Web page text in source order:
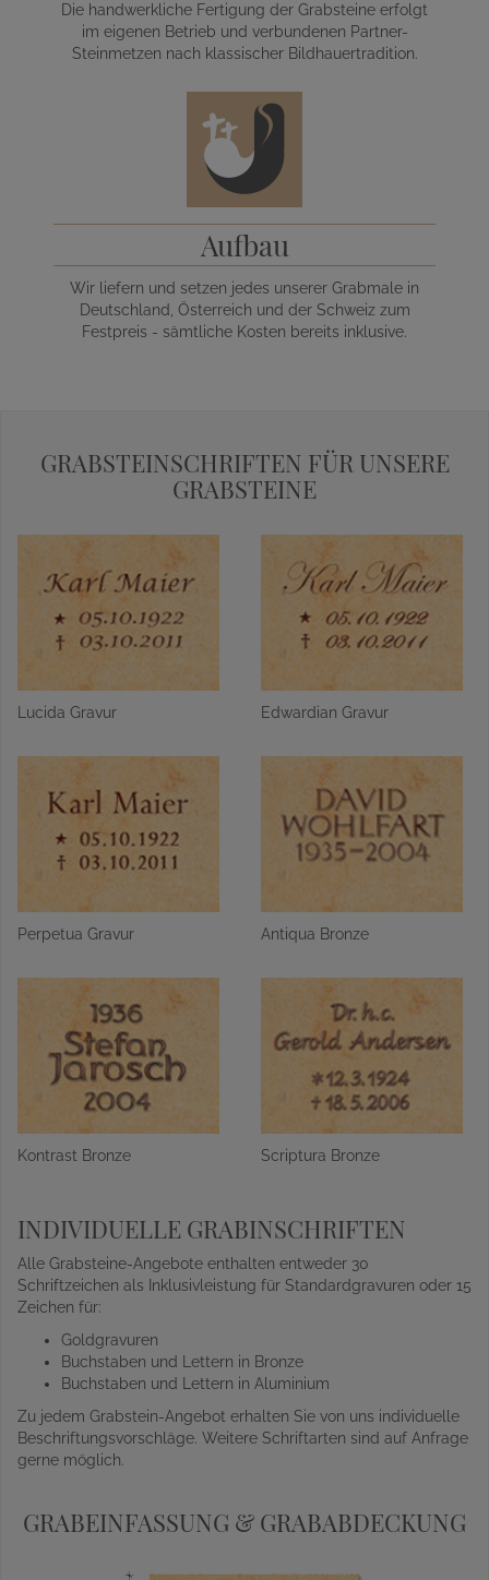
Die handwerkliche Fertigung der Grabsteine erfolgt
im eigenen Betrieb und verbundenen Partner-
Steinmetzen nach klassischer Bildhauertradition.
Aufbau
Wir liefern und setzen jedes unserer Grabmale in
Deutschland, Österreich und der Schweiz zum
Festpreis - sämtliche Kosten bereits inklusive.
GRABSTEINSCHRIFTEN FÜR UNSERE
GRABSTEINE
Lucida Gravur Edwardian Gravur
Perpetua Gravur Antiqua Bronze
Kontrast Bronze Scriptura Bronze
INDIVIDUELLE GRABINSCHRIFTEN
Alle Grabsteine-Angebote enthalten entweder 30
Schriftzeichen als Inklusivleistung für Standardgravuren oder 15
Zeichen für:
Goldgravuren
Buchstaben und Lettern in Bronze
Buchstaben und Lettern in Aluminium
Zu jedem Grabstein-Angebot erhalten Sie von uns individuelle
Beschriftungsvorschläge. Weitere Schriftarten sind auf Anfrage
gerne möglich.
GRABEINFASSUNG & GRABABDECKUNG